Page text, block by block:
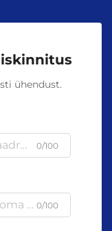
ühendust.
0/100
0/100